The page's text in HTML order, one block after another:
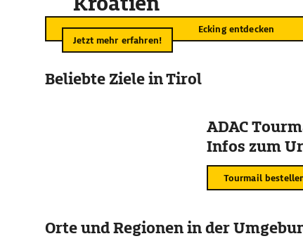
Ecking entdecken
Jetzt mehr erfahren!
Beliebte Ziele in Tirol
ADAC
Infos zum
Tourmail
Orte und Regionen in der